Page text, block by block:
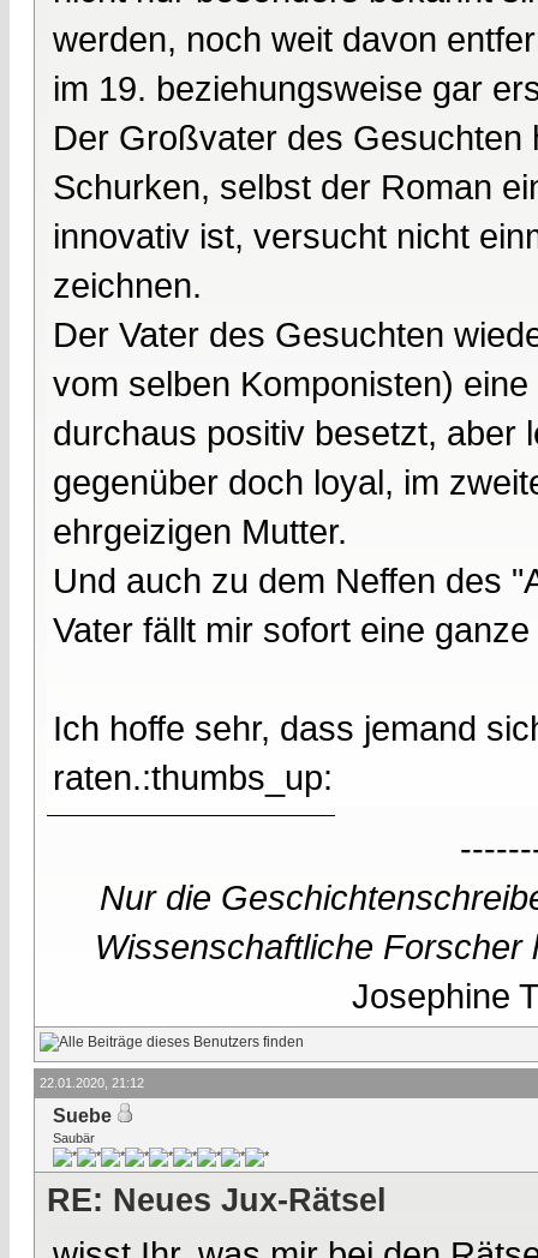
werden, noch weit davon
im 19. beziehungsweise gar
Der Großvater des
Schurken, selbst der Roman
innovativ ist, versucht nicht
zeichnen.
Der Vater des Gesuchten
vom selben Komponisten)
durchaus positiv besetzt, aber
gegenüber doch loyal, im
ehrgeizigen Mutter.
Und auch zu dem Neffen des
Vater fällt mir sofort eine
Ich hoffe sehr, dass jemand
raten.:thumbs_up:
Nur die
Wissenschaftliche
Josephine
22.01.2020, 21:12
Suebe
Saubär
RE: Neues Jux-Rätsel